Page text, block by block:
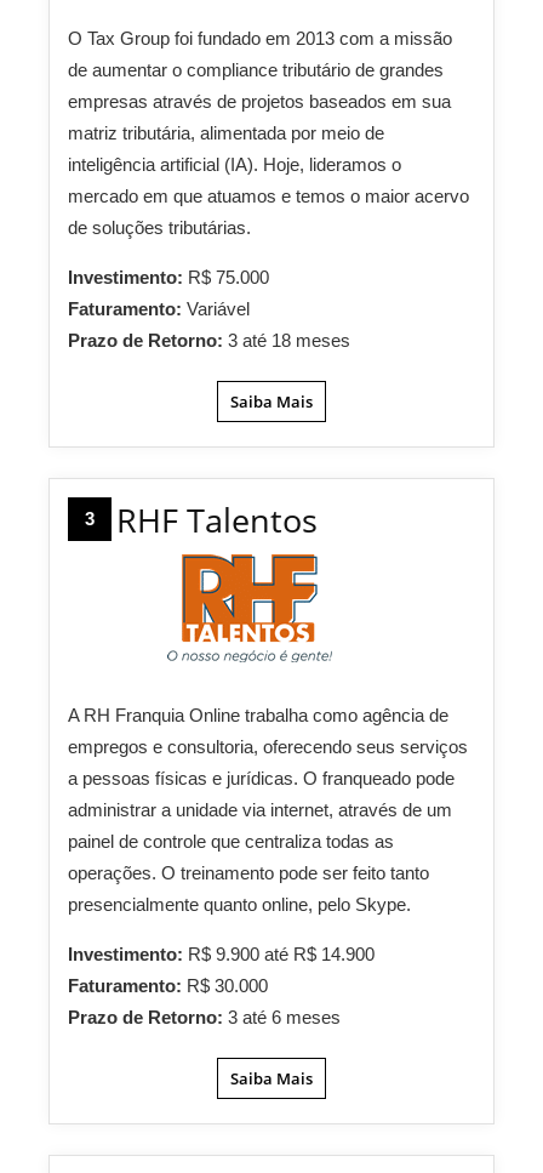
O Tax Group foi fundado em 2013 com a missão
de aumentar o compliance tributário de grandes
empresas através de projetos baseados em sua
matriz tributária, alimentada por meio de
inteligência artificial (IA). Hoje, lideramos o
mercado em que atuamos e temos o maior acervo
de soluções tributárias.
Investimento: R$ 75.000
Faturamento: Variável
Prazo de Retorno: 3 até 18 meses
Saiba Mais
3 RHF Talentos
A RH Franquia Online trabalha como agência de
empregos e consultoria, oferecendo seus serviços
a pessoas físicas e jurídicas. O franqueado pode
administrar a unidade via internet, através de um
painel de controle que centraliza todas as
operações. O treinamento pode ser feito tanto
presencialmente quanto online, pelo Skype.
Investimento: R$ 9.900 até R$ 14.900
Faturamento: R$ 30.000
Prazo de Retorno: 3 até 6 meses
Saiba Mais